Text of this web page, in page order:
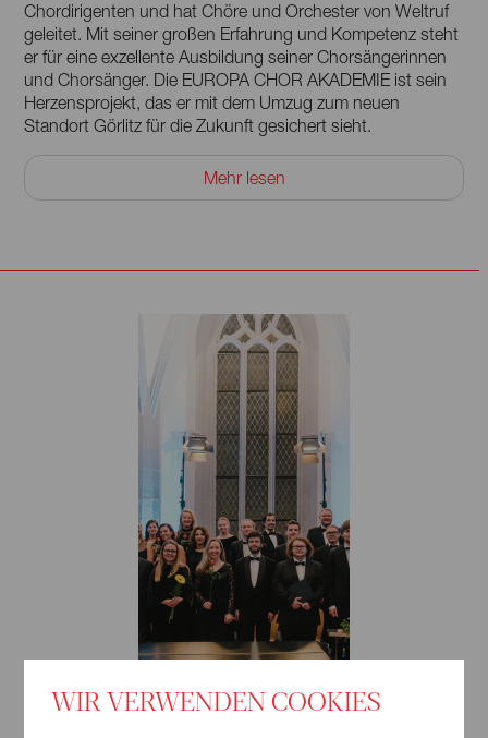
Chordirigenten und hat Chöre und Orchester von Weltruf
geleitet. Mit seiner großen Erfahrung und Kompetenz steht
er für eine exzellente Ausbildung seiner Chorsängerinnen
und Chorsänger. Die EUROPA CHOR AKADEMIE ist sein
Herzensprojekt, das er mit dem Umzug zum neuen
Standort Görlitz für die Zukunft gesichert sieht.
Daus hat in seiner Heimatstadt Hamburg ein
Schulmusikstudium bei Professor Hermann Rauhe
Orchesterleitung und als Direktor des Collegium musicum.
Schon ein Jahr später begann eine enge Zusammenarbeit
mit dem Dirigenten Sergiu Celibidache, dem Daus
wesentliche Impulse für seine weitere Arbeit verdankt.
Unter Celibidache war Daus von 1990 bis 1993
Chordirektor der Münchner Philharmoniker und leitete
später für einige Jahre die altehrwürdige Sing-Akademie zu
Bis heute ist Daus der unermüdliche Ideengeber,
Netzwerker, Organisator und Motor der EUROPA CHOR
AKDEMIE. Er studiert ihre Auftritte ein – und dirigiert etliche
Konzerte auch selbst.
Mehr lesen
WIR VERWENDEN COOKIES